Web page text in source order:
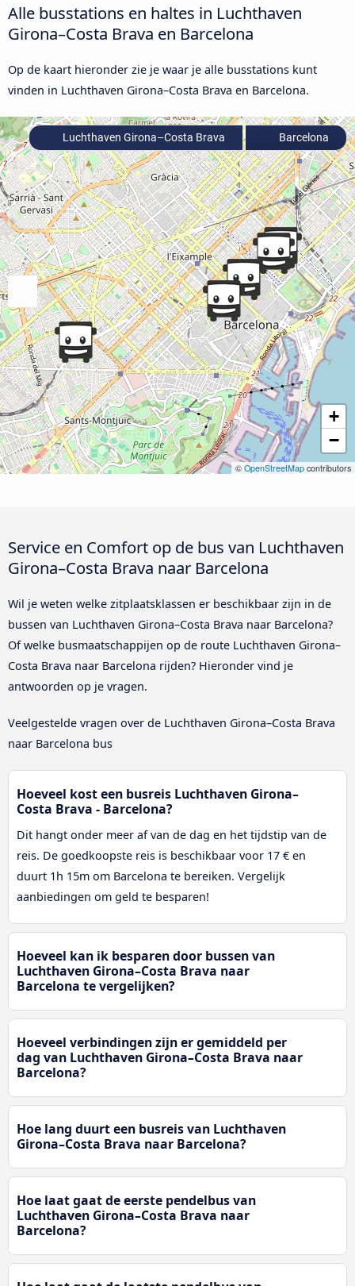
Alle busstations en haltes in Luchthaven
Girona–Costa Brava en Barcelona
Op de kaart hieronder zie je waar je alle busstations kunt
vinden in Luchthaven Girona–Costa Brava en Barcelona.
+
−
© OpenStreetMap contributors
Luchthaven Girona–Costa Brava Barcelona
Service en Comfort op de bus van Luchthaven
Girona–Costa Brava naar Barcelona
Wil je weten welke zitplaatsklassen er beschikbaar zijn in de
bussen van Luchthaven Girona–Costa Brava naar Barcelona?
Of welke busmaatschappijen op de route Luchthaven Girona–
Costa Brava naar Barcelona rijden? Hieronder vind je
antwoorden op je vragen.
Veelgestelde vragen over de Luchthaven Girona–Costa Brava
naar Barcelona bus
Hoeveel kost een busreis Luchthaven Girona–
Costa Brava - Barcelona?
Dit hangt onder meer af van de dag en het tijdstip van de
reis. De goedkoopste reis is beschikbaar voor 17 € en
duurt 1h 15m om Barcelona te bereiken. Vergelijk
aanbiedingen om geld te besparen!
Hoeveel kan ik besparen door bussen van
Luchthaven Girona–Costa Brava naar
Barcelona te vergelijken?
Hoeveel verbindingen zijn er gemiddeld per
dag van Luchthaven Girona–Costa Brava naar
Barcelona?
Hoe lang duurt een busreis van Luchthaven
Girona–Costa Brava naar Barcelona?
Hoe laat gaat de eerste pendelbus van
Luchthaven Girona–Costa Brava naar
Barcelona?